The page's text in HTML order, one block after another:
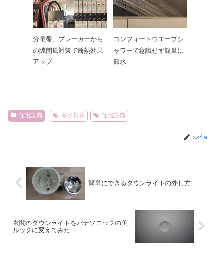
分電盤、ブレーカーから
の隙間風対策で断熱効果
アップ
コンフォートウエーブシ
ャワーで意識せず簡単に
節水
住宅設備 寒さ対策 住宅設備
cz4a
簡単にできるダウンライトの外し方
玄関のダウンライトをパナソニックの美
ルックに変えてみた